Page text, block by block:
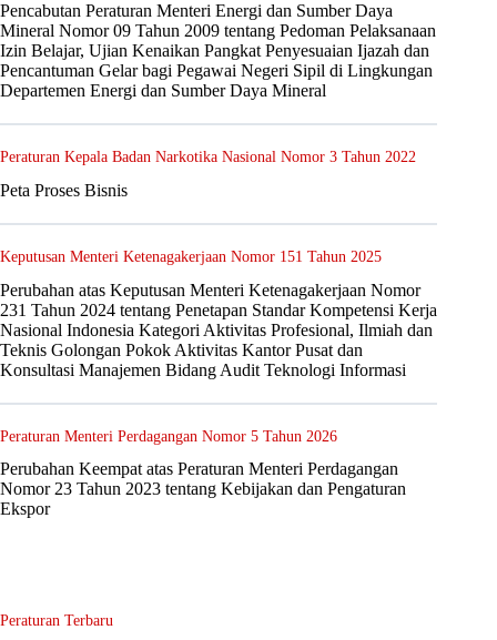
Pencabutan Peraturan Menteri Energi dan Sumber Daya
Mineral Nomor 09 Tahun 2009 tentang Pedoman Pelaksanaan
Izin Belajar, Ujian Kenaikan Pangkat Penyesuaian Ijazah dan
Pencantuman Gelar bagi Pegawai Negeri Sipil di Lingkungan
Departemen Energi dan Sumber Daya Mineral
Peraturan Kepala Badan Narkotika Nasional Nomor 3 Tahun 2022
Peta Proses Bisnis
Keputusan Menteri Ketenagakerjaan Nomor 151 Tahun 2025
Perubahan atas Keputusan Menteri Ketenagakerjaan Nomor
231 Tahun 2024 tentang Penetapan Standar Kompetensi Kerja
Nasional Indonesia Kategori Aktivitas Profesional, Ilmiah dan
Teknis Golongan Pokok Aktivitas Kantor Pusat dan
Konsultasi Manajemen Bidang Audit Teknologi Informasi
Peraturan Menteri Perdagangan Nomor 5 Tahun 2026
Perubahan Keempat atas Peraturan Menteri Perdagangan
Nomor 23 Tahun 2023 tentang Kebijakan dan Pengaturan
Ekspor
Peraturan Terbaru